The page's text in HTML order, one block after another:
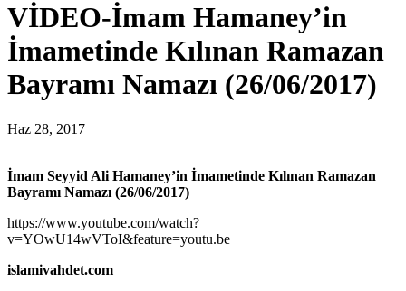
VİDEO-İmam Hamaney’in
İmametinde Kılınan Ramazan
Bayramı Namazı (26/06/2017)
Haz 28, 2017
İmam Seyyid Ali Hamaney’in İmametinde Kılınan Ramazan
Bayramı Namazı (26/06/2017)
https://www.youtube.com/watch?
v=YOwU14wVToI&feature=youtu.be
islamivahdet.com